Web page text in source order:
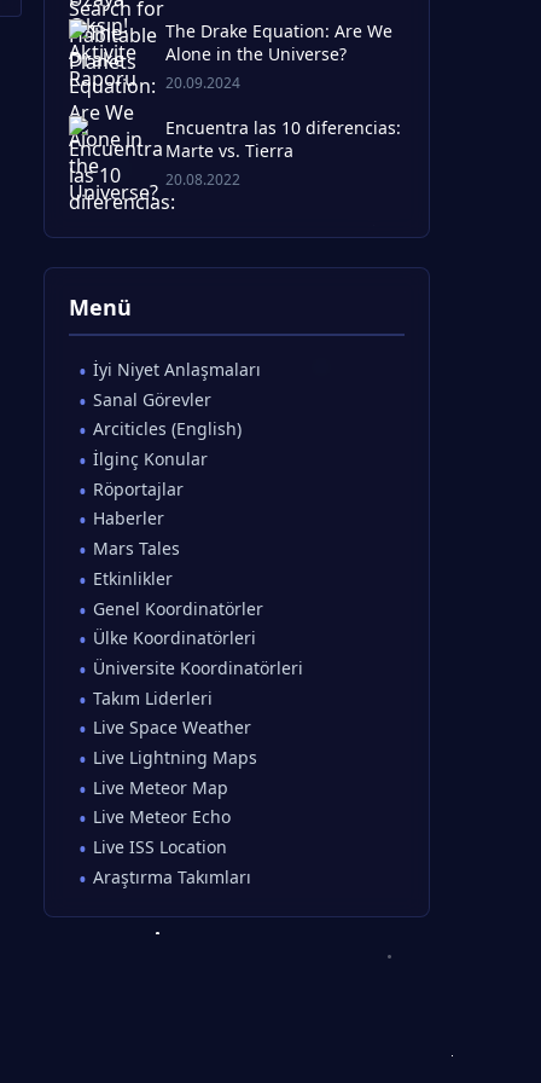
The Drake Equation: Are We
Alone in the Universe?
20.09.2024
Encuentra las 10 diferencias:
Marte vs. Tierra
20.08.2022
Menü
İyi Niyet Anlaşmaları
Sanal Görevler
Arciticles (English)
İlginç Konular
Röportajlar
Haberler
Mars Tales
Etkinlikler
Genel Koordinatörler
Ülke Koordinatörleri
Üniversite Koordinatörleri
Takım Liderleri
Live Space Weather
Live Lightning Maps
Live Meteor Map
Live Meteor Echo
Live ISS Location
Araştırma Takımları